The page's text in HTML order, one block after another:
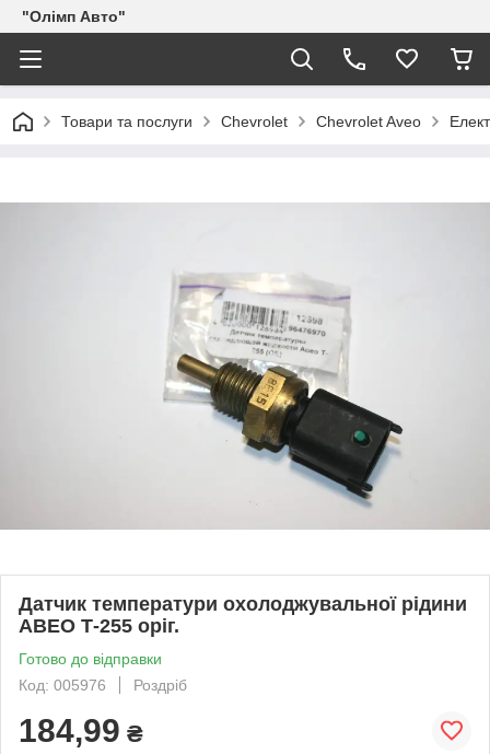
"Олімп Авто"
Товари та послуги Chevrolet Chevrolet Aveo
Датчик температури охолоджувальної рідини
АВЕО Т-255 оріг.
Готово до відправки
Код: 005976
Роздріб
184,99 ₴